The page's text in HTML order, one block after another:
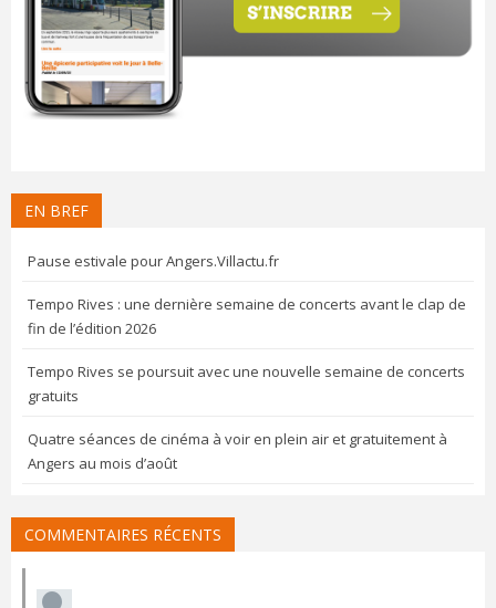
EN BREF
Pause estivale pour Angers.Villactu.fr
Tempo Rives : une dernière semaine de concerts avant le clap de
fin de l’édition 2026
Tempo Rives se poursuit avec une nouvelle semaine de concerts
gratuits
Quatre séances de cinéma à voir en plein air et gratuitement à
Angers au mois d’août
COMMENTAIRES RÉCENTS